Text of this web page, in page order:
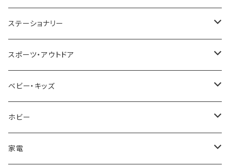
TIMEX
NIXON
AVALANCHE
ORIENT
ZEPPELIN
MICHAEL KORS
DIESEL
ALV
Merge
ETTINGER
PAUL HEWITT
22designstudio
BOTTEGA VENETA
EMPORIO ARMANI
CALVIN KLEIN
DUNHILL
NEWYORKER
OROBIANCO
Ellese
COLEMAN
RODANIA
BEAMZSQUARE
BLAZER CLUB
ANDY HAWARD
G GUSTO
SEIKO
CITIZEN
BRAUN
RHYTHM
BLOSSOM
I'mD
Helios
VALENTINO VISCANI
ステーショナリー
LAMY
WATERMAN
PARKER
PELIKAN
スポーツ・アウトドア
Trangia
Barebones
FEUERHAND
ベビー・キッズ
ふわりぃ
ERGO BABY
ホビー
その他
家電